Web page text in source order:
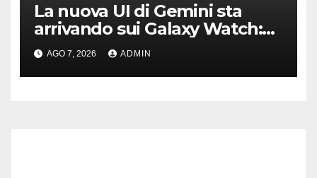
La nuova UI di Gemini sta
arrivando sui Galaxy Watch:
primi avvistamenti
AGO 7, 2026 ADMIN